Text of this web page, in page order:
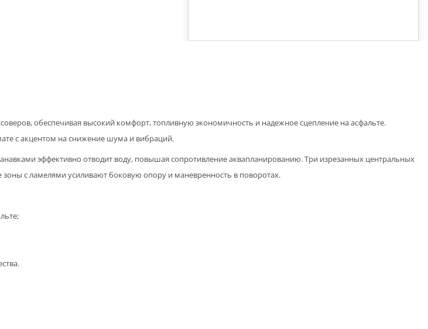
обеспечивая высокий комфорт, топливную экономичность и надежное сцепление на асфальте.
с акцентом на снижение шума и вибраций.
эффективно отводит воду, повышая сопротивление аквапланированию. Три изрезанных центральных
с ламелями усиливают боковую опору и маневренность в поворотах.